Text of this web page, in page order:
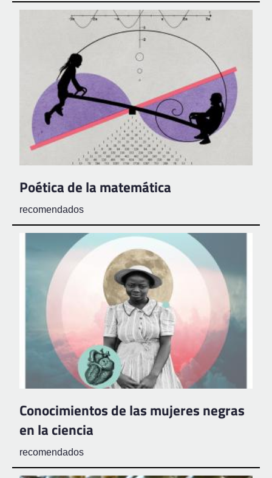
Poética de la matemática
recomendados
Conocimientos de las mujeres negras
en la ciencia
recomendados